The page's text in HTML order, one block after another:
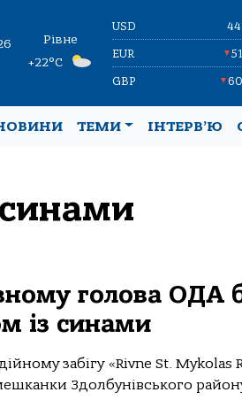
Рівне
+22°C
USD
EUR ▼
GBP ▼
ТЕМИ ІНТЕРВ’Ю
голова ОДА
із синами
забігу «Rivne St.
Здолбунівського